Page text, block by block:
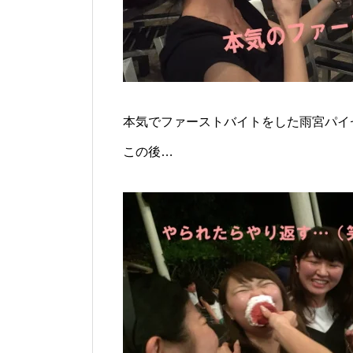
本気でファーストバイトをした雨宮パイ
この後…